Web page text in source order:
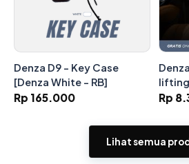
Denza D9 - Key Case
[Denza White - RB]
Rp 165.000 Rp
Lihat semua